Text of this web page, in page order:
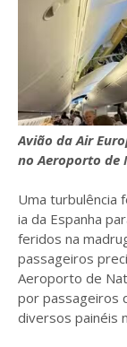
Avião da Air
no Aeroporto de
Uma turbulência
ia da Espanha
feridos na
passageiros
Aeroporto de
por passageiros
diversos painéis